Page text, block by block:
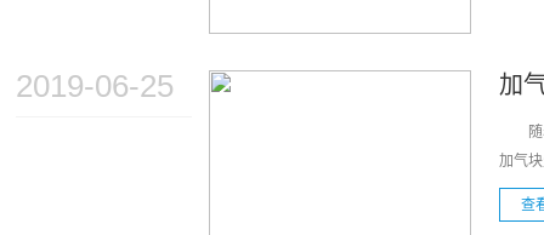
2019-06-25 加
随着
加气
查